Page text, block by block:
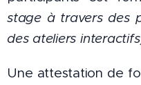
stage à travers des
des ateliers
Une attestation de